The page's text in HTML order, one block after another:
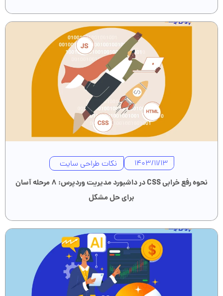
1403/11/13
نکات طراحی سایت
نحوه رفع خرابی CSS در داشبورد مدیریت وردپرس: ۸ مرحله آسان
برای حل مشکل